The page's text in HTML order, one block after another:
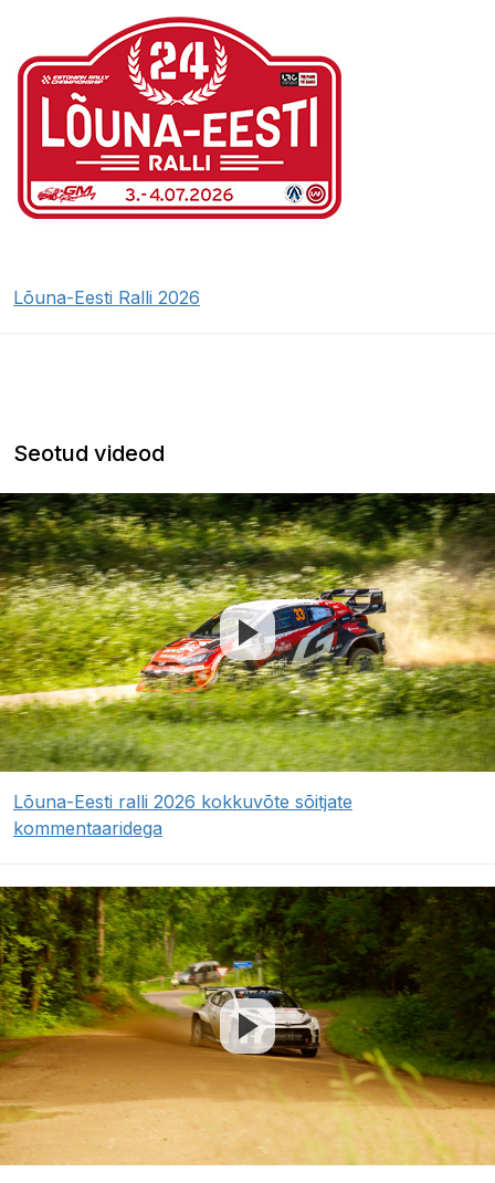
Lõuna-Eesti Ralli 2026
Seotud videod
Lõuna-Eesti ralli 2026 kokkuvõte sõitjate
kommentaaridega